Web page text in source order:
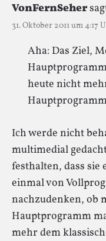
VonFernSeher
31. Oktober 2011 um 4:17
Aha: Das Ziel,
heute nicht
Ich werde nicht
multimedial
festhalten, dass
einmal von
nachzudenken, ob
Hauptprogramm
mehr dem